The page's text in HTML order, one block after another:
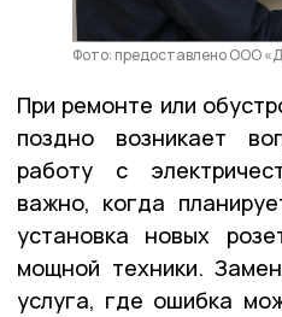
Фото: предоставлено ООО
При ремонте или
поздно возникает
работу с
важно, когда
установка новых
мощной техники.
услуга, где ошибка